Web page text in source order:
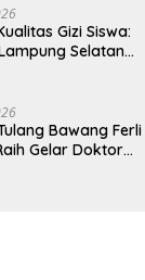
Pertama di
Gizi Siswa:
Selatan
di Natar
Bawang Ferli
Gelar Doktor